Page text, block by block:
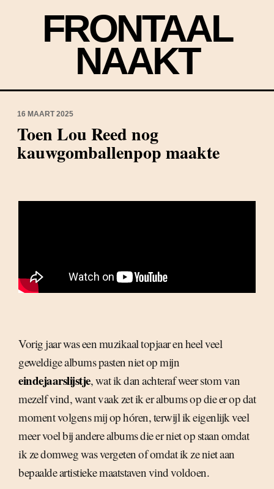
FRONTAAL
NAAKT
16 MAART 2025
Toen Lou Reed nog
kauwgomballenpop maakte
Vorig jaar was een muzikaal topjaar en heel veel
geweldige albums pasten niet op mijn
eindejaarslijstje, wat ik dan achteraf weer stom van
mezelf vind, want vaak zet ik er albums op die er op dat
moment volgens mij op hóren, terwijl ik eigenlijk veel
meer voel bij andere albums die er niet op staan omdat
ik ze domweg was vergeten of omdat ik ze niet aan
bepaalde artistieke maatstaven vind voldoen.